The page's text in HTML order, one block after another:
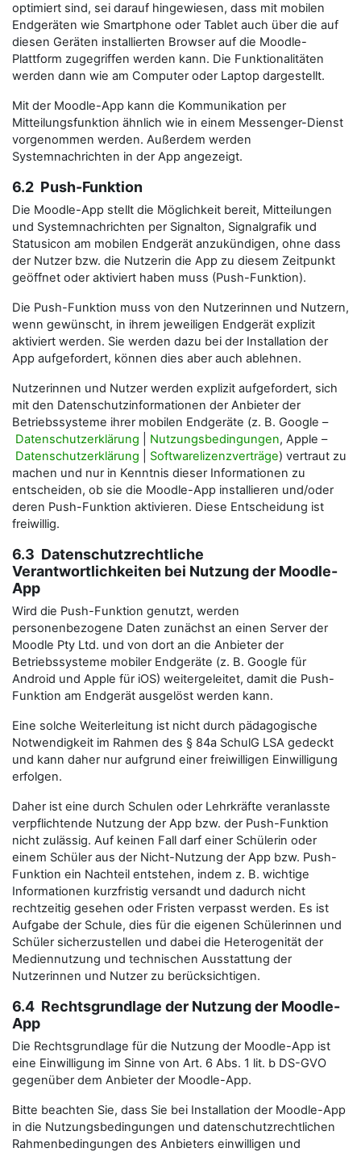
optimiert sind, sei darauf hingewiesen, dass mit mobilen
Endgeräten wie Smartphone oder Tablet auch über die auf
diesen Geräten installierten Browser auf die Moodle-
Plattform zugegriffen werden kann. Die Funktionalitäten
werden dann wie am Computer oder Laptop dargestellt.
Mit der Moodle-App kann die Kommunikation per
Mitteilungsfunktion ähnlich wie in einem Messenger-Dienst
vorgenommen werden. Außerdem werden
Systemnachrichten in der App angezeigt.
6.2 Push-Funktion
Die Moodle-App stellt die Möglichkeit bereit, Mitteilungen
und Systemnachrichten per Signalton, Signalgrafik und
Statusicon am mobilen Endgerät anzukündigen, ohne dass
der Nutzer bzw. die Nutzerin die App zu diesem Zeitpunkt
geöffnet oder aktiviert haben muss (Push-Funktion).
Die Push-Funktion muss von den Nutzerinnen und Nutzern,
wenn gewünscht, in ihrem jeweiligen Endgerät explizit
aktiviert werden. Sie werden dazu bei der Installation der
App aufgefordert, können dies aber auch ablehnen.
Nutzerinnen und Nutzer werden explizit aufgefordert, sich
mit den Datenschutzinformationen der Anbieter der
Betriebssysteme ihrer mobilen Endgeräte (z. B. Google –
Datenschutzerklärung
Nutzungsbedingungen, Apple –
Datenschutzerklärung
Softwarelizenzverträge) vertraut zu
machen und nur in Kenntnis dieser Informationen zu
entscheiden, ob sie die Moodle-App installieren und/oder
deren Push-Funktion aktivieren. Diese Entscheidung ist
freiwillig.
6.3 Datenschutzrechtliche
Verantwortlichkeiten bei Nutzung der Moodle-
App
Wird die Push-Funktion genutzt, werden
personenbezogene Daten zunächst an einen Server der
Moodle Pty Ltd. und von dort an die Anbieter der
Betriebssysteme mobiler Endgeräte (z. B. Google für
Android und Apple für iOS) weitergeleitet, damit die Push-
Funktion am Endgerät ausgelöst werden kann.
Eine solche Weiterleitung ist nicht durch pädagogische
Notwendigkeit im Rahmen des § 84a SchulG LSA gedeckt
und kann daher nur aufgrund einer freiwilligen Einwilligung
erfolgen.
Daher ist eine durch Schulen oder Lehrkräfte veranlasste
verpflichtende Nutzung der App bzw. der Push-Funktion
nicht zulässig. Auf keinen Fall darf einer Schülerin oder
einem Schüler aus der Nicht-Nutzung der App bzw. Push-
Funktion ein Nachteil entstehen, indem z. B. wichtige
Informationen kurzfristig versandt und dadurch nicht
rechtzeitig gesehen oder Fristen verpasst werden. Es ist
Aufgabe der Schule, dies für die eigenen Schülerinnen und
Schüler sicherzustellen und dabei die Heterogenität der
Mediennutzung und technischen Ausstattung der
Nutzerinnen und Nutzer zu berücksichtigen.
6.4 Rechtsgrundlage der Nutzung der Moodle-
App
Die Rechtsgrundlage für die Nutzung der Moodle-App ist
eine Einwilligung im Sinne von Art. 6 Abs. 1 lit. b DS-GVO
gegenüber dem Anbieter der Moodle-App.
Bitte beachten Sie, dass Sie bei Installation der Moodle-App
in die Nutzungsbedingungen und datenschutzrechtlichen
Rahmenbedingungen des Anbieters einwilligen und